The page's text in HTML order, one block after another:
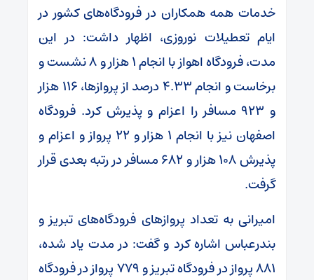
خدمات همه همکاران در فرودگاه‌های کشور در
ایام تعطیلات نوروزی، اظهار داشت: در این
مدت، فرودگاه اهواز با انجام ۱ هزار و ۸ نشست و
برخاست و انجام ۴.۳۳ درصد از پروازها، ۱۱۶ هزار
و ۹۲۳ مسافر را اعزام و پذیرش کرد. فرودگاه
اصفهان نیز با انجام ۱ هزار و ۲۲ پرواز و اعزام و
پذیرش ۱۰۸ هزار و ۶۸۲ مسافر در رتبه بعدی قرار
گرفت.
امیرانی به تعداد پروازهای فرودگاه‌های تبریز و
بندرعباس اشاره کرد و گفت: در مدت یاد شده،
۸۸۱ پرواز در فرودگاه تبریز و ۷۷۹ پرواز در فرودگاه